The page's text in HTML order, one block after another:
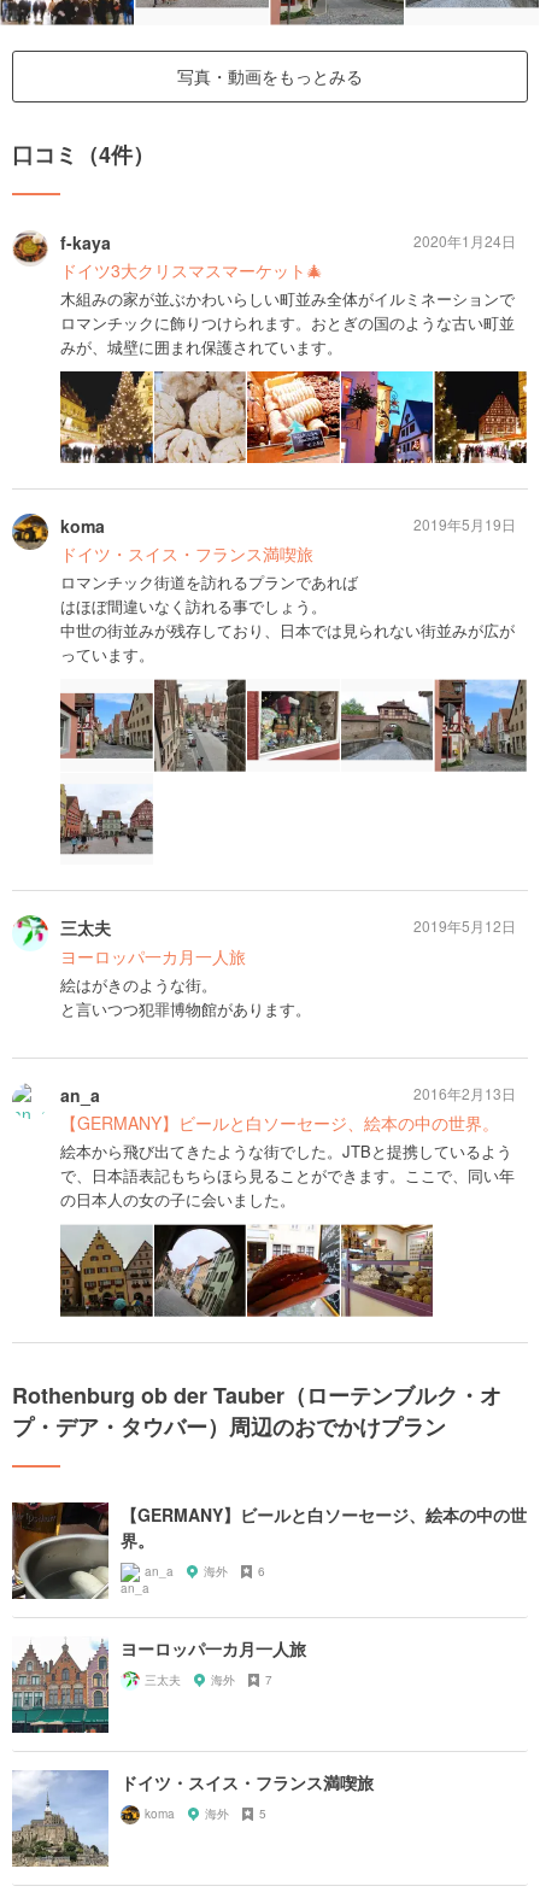
写真・動画をもっとみる
口コミ（4件）
f-kaya
ドイツ3大クリスマスマーケット🎄
木組みの家が並ぶかわいらしい町並み全体がイルミネーションで
ロマンチックに飾りつけられます。おとぎの国のような古い町並
みが、城壁に囲まれ保護されています。
2020年1月24日
koma
ドイツ・スイス・フランス満喫旅
ロマンチック街道を訪れるプランであれば
はほぼ間違いなく訪れる事でしょう。
中世の街並みが残存しており、日本では見られない街並みが広が
っています。
2019年5月19日
三太夫
ヨーロッパ一カ月一人旅
絵はがきのような街。
と言いつつ犯罪博物館があります。
2019年5月12日
an_a
【GERMANY】ビールと白ソーセージ、絵本の中の世界。
絵本から飛び出てきたような街でした。JTBと提携しているよう
で、日本語表記もちらほら見ることができます。ここで、同い年
の日本人の女の子に会いました。
2016年2月13日
Rothenburg ob der Tauber（ローテンブルク・オ
プ・デア・タウバー）周辺のおでかけプラン
【GERMANY】ビールと白ソーセージ、絵本の中の世
界。
an_a 海外 6
ヨーロッパ一カ月一人旅
三太夫 海外 7
ドイツ・スイス・フランス満喫旅
koma 海外 5